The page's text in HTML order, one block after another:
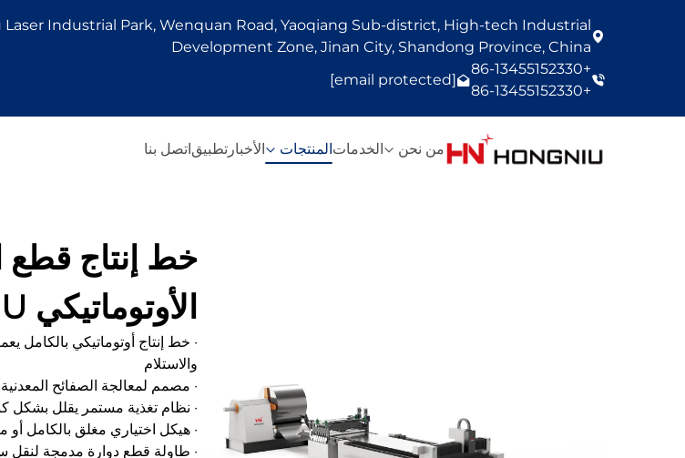
Industrial Park, Wenquan Road, Yaoqiang Sub-district, High-tech Industrial
Development Zone, Jinan City, Shandong Province, China
+86-13455152330
+86-13455152330
[email protected]
من نحن الخدماتالمنتجات الأخبار تطبيقاتصل بنا
خط إنتاج قطع
الأوتوماتيكي 3015GU مع تغذية من البكرة
· خط إنتاج أوتوماتيكي بالكامل
والاستلام
· مصمم لمعالجة الصفائح المعدنية
· نظام تغذية مستمر يقلل بشكل
· هيكل اختياري مغلق بالكامل
· طاولة قطع دوارة مدمجة لنقل